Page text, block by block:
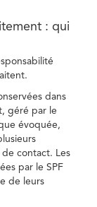
: qui
dans
géré par le
évoquée,
contact. Les
par le SPF
de leurs